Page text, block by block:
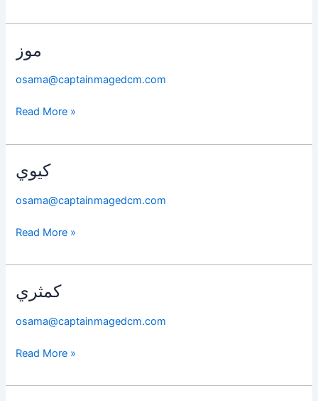
موز
osama@captainmagedcm.com
موز
Read More »
كيوي
osama@captainmagedcm.com
كيوي
Read More »
كمثري
osama@captainmagedcm.com
كمثري
Read More »